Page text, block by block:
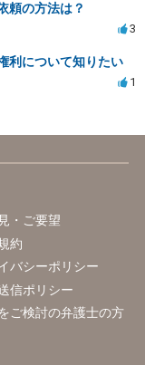
頼の方法は？
3
利について知りたい
1
・ご要望
約
バシーポリシー
信ポリシー
ご検討の弁護士の方